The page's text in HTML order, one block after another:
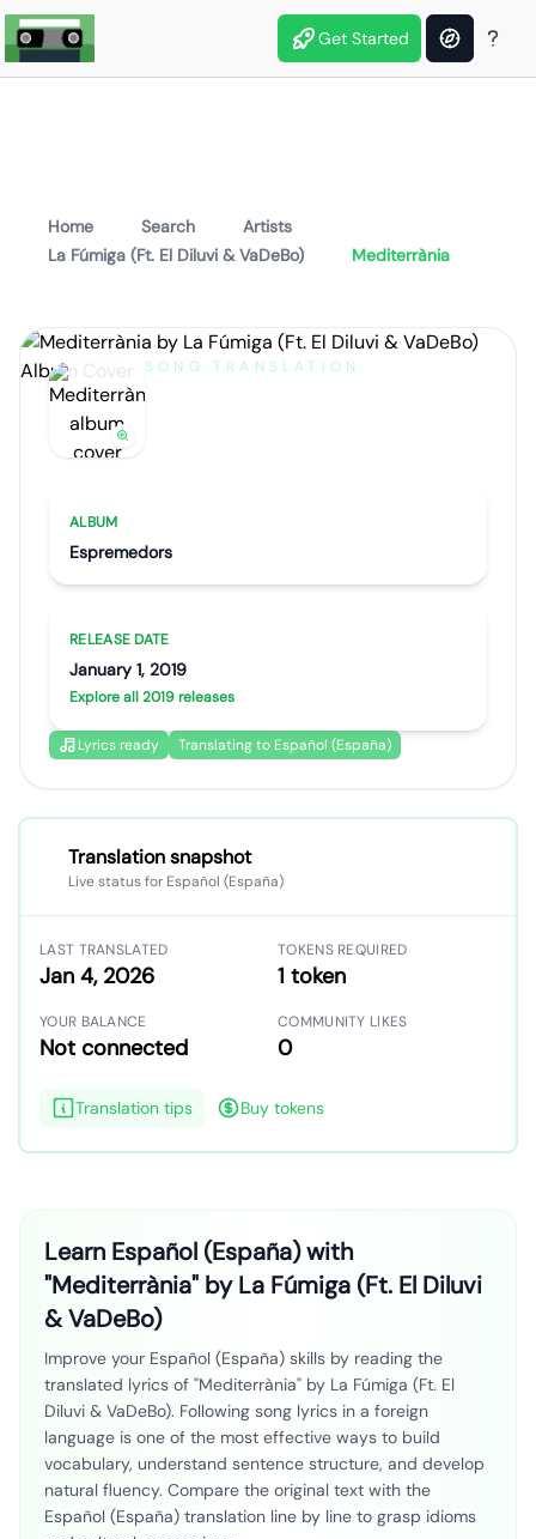
Get Started
Home Search
Artists
La Fúmiga (Ft. El Diluvi & VaDeBo)
Mediterrània
SONG TRANSLATION
ALBUM
Espremedors
RELEASE DATE
January 1, 2019
Explore all 2019 releases
Lyrics ready Translating to Español (España)
Translation snapshot
Live status for Español (España)
LAST TRANSLATED
Jan 4, 2026
TOKENS REQUIRED
1 token
YOUR BALANCE
Not connected
COMMUNITY LIKES
0
Translation tips Buy tokens
Learn Español (España) with
"Mediterrània" by La Fúmiga (Ft. El Diluvi
& VaDeBo)
Improve your Español (España) skills by reading the
translated lyrics of "Mediterrània" by La Fúmiga (Ft. El
Diluvi & VaDeBo). Following song lyrics in a foreign
language is one of the most effective ways to build
vocabulary, understand sentence structure, and develop
natural fluency. Compare the original text with the
Español (España) translation line by line to grasp idioms